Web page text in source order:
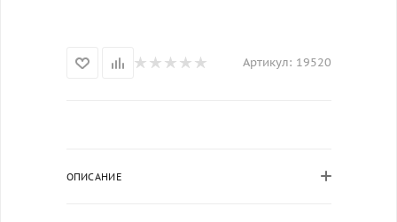
Артикул: 19520
ОПИСАНИЕ